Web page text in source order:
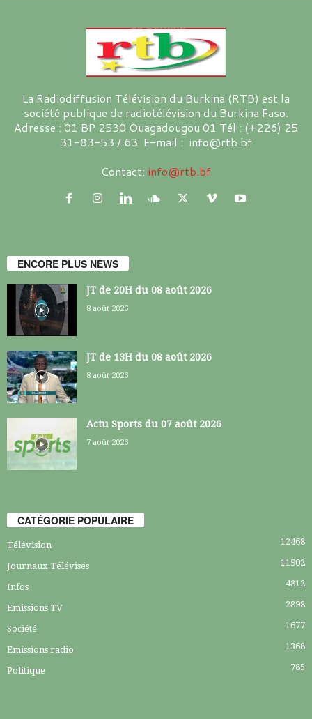
La Radiodiffusion Télévision du Burkina (RTB) est la
société publique de radiotélévision du Burkina Faso.
Adresse : 01 BP 2530 Ouagadougou 01 Tél : (+226) 25
31-83-53 / 63 E-mail : info@rtb.bf
Contact: info@rtb.bf
ENCORE PLUS NEWS
JT de 20H du 08 août 2026
8 août 2026
JT de 13H du 08 août 2026
8 août 2026
Actu Sports du 07 août 2026
7 août 2026
CATÉGORIE POPULAIRE
Télévision 12468
Journaux Télévisés 11902
Infos 4812
Emissions TV 2898
Société 1677
Emissions radio 1368
Politique 785